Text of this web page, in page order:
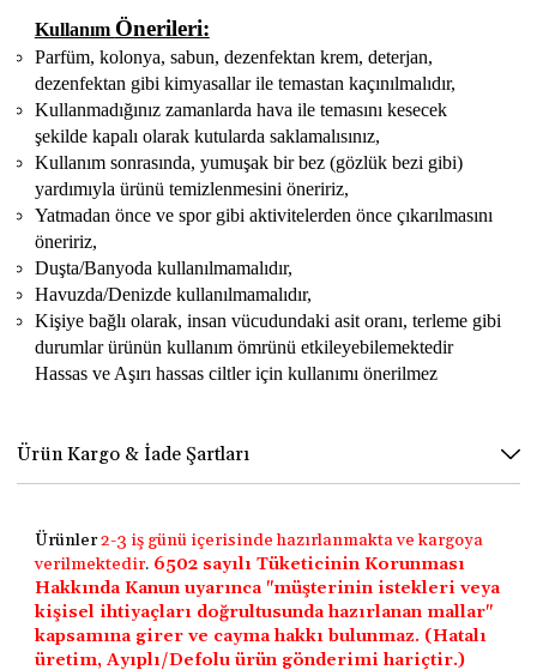
Kullanım Önerileri:
Parfüm, kolonya, sabun, dezenfektan krem, deterjan,
dezenfektan gibi kimyasallar ile temastan kaçınılmalıdır,
Kullanmadığınız zamanlarda hava ile temasını kesecek
şekilde kapalı olarak kutularda saklamalısınız,
Kullanım sonrasında, yumuşak bir bez (gözlük bezi gibi)
yardımıyla ürünü temizlenmesini öneririz,
Yatmadan önce ve spor gibi aktivitelerden önce çıkarılmasını
öneririz,
Duşta/Banyoda kullanılmamalıdır,
Havuzda/Denizde kullanılmamalıdır,
Kişiye bağlı olarak, insan vücudundaki asit oranı, terleme gibi
durumlar ürünün kullanım ömrünü etkileyebilemektedir
Hassas ve Aşırı hassas ciltler için kullanımı önerilmez
Ürün Kargo & İade Şartları
Ürünler2-3 iş günü içerisinde hazırlanmakta ve kargoya
verilmektedir. 6502 sayılı Tüketicinin Korunması
Hakkında Kanun uyarınca "müşterinin istekleri veya
kişisel ihtiyaçları doğrultusunda hazırlanan mallar"
kapsamına girer ve cayma hakkı bulunmaz. (Hatalı
üretim, Ayıplı/Defolu ürün gönderimi hariçtir.)